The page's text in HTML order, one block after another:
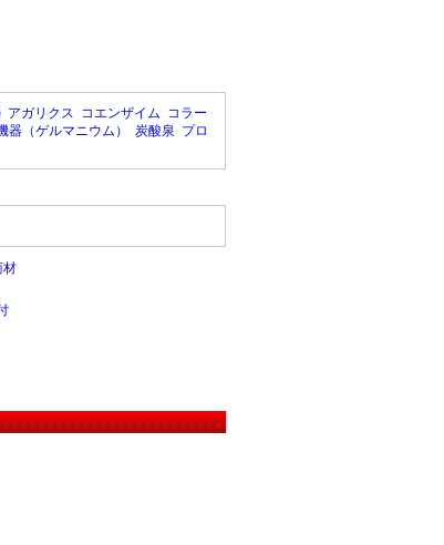
アガリクス コエンザイム コラー
器（ゲルマニウム） 炭酸泉 プロ
材